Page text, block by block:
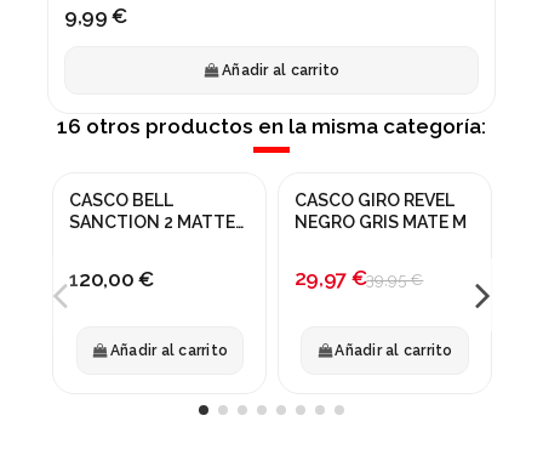
9,99 €
Añadir al carrito
16 otros productos en la misma categoría:
CASCO BELL
SANCTION 2 MATTE
120,00 €
Añadir al carrito
¡En oferta!
CASCO GIRO REVEL
NEGRO GRIS MATE M
29,97 €39,95 €
Añadir al carrito